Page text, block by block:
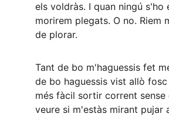
els voldràs. I quan ningú s'ho
morirem plegats. O no. Riem
de plorar.
Tant de bo m'haguessis fet
de bo haguessis vist allò fosc
més fàcil sortir corrent sense
veure si m'estàs mirant pujar